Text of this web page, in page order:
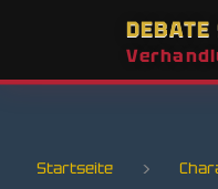
Startseite ›